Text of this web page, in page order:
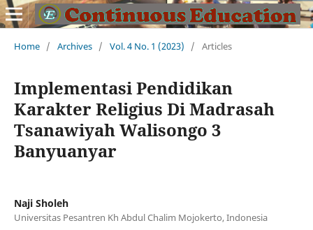
Home / Archives / Vol. 4 No. 1 (2023) / Articles
Implementasi Pendidikan
Karakter Religius Di Madrasah
Tsanawiyah Walisongo 3
Banyuanyar
Naji Sholeh
Universitas Pesantren Kh Abdul Chalim Mojokerto, Indonesia